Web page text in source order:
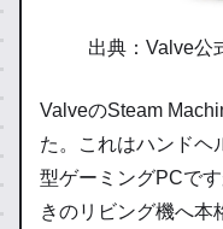
出典：Valve公
ValveのSteam
た。これはハンドヘ
型ゲーミングPCで
きのリビング機へ本